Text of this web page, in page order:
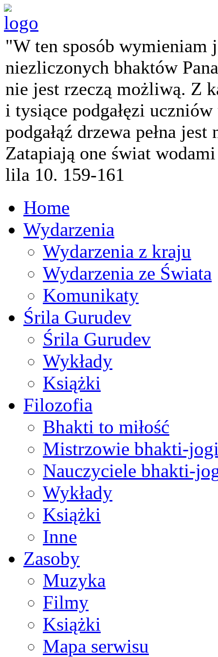
"W ten sposób wymieniam
niezliczonych bhaktów
nie jest rzeczą możliwą. Z
i tysiące podgałęzi
podgałąź drzewa pełna
Zatapiają one świat
lila 10. 159-161
Home
Wydarzenia
Wydarzenia z kraju
Wydarzenia ze Świata
Komunikaty
Śrila Gurudev
Śrila Gurudev
Wykłady
Książki
Filozofia
Bhakti to miłość
Mistrzowie bhakti-
Nauczyciele bhakti-
Wykłady
Książki
Inne
Zasoby
Muzyka
Filmy
Książki
Mapa serwisu